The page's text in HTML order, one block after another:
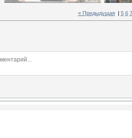
« Предыдущая| 5 6 7